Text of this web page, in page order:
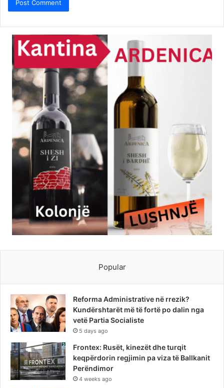
Popular
Reforma Administrative në rrezik?
Kundërshtarët më të fortë po dalin nga
vetë Partia Socialiste
5 days ago
Frontex: Rusët, kinezët dhe turqit
keqpërdorin regjimin pa viza të Ballkanit
Perëndimor
4 weeks ago